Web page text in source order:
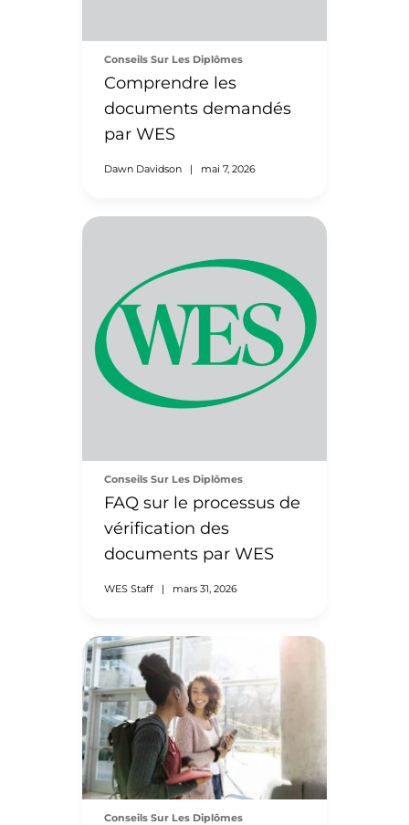
Conseils Sur Les Diplômes
Comprendre les
documents demandés
par WES
Dawn Davidson | mai 7, 2026
Conseils Sur Les Diplômes
FAQ sur le processus de
vérification des
documents par WES
WES Staff | mars 31, 2026
Conseils Sur Les Diplômes